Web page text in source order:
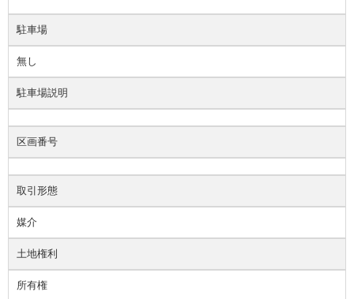
駐車場
無し
駐車場説明
区画番号
取引形態
媒介
土地権利
所有権